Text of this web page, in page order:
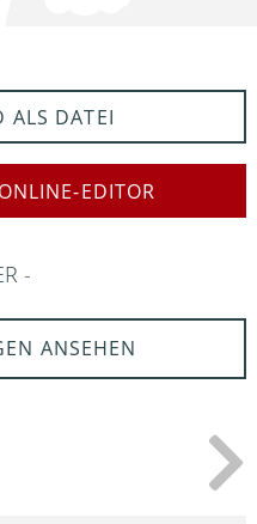
ALS DATEI
EDITOR
ANSEHEN